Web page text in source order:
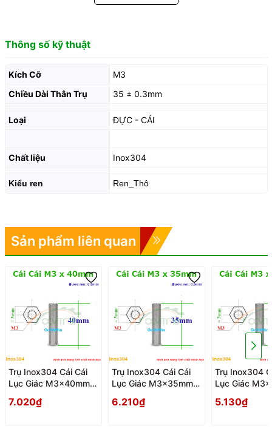
Thông số kỹ thuật
Kích Cỡ
M3
Chiều Dài Thân Trụ
35 ± 0.3mm
Loại ĐỰC - CÁI
Chất liệu Inox304
Kiểu ren Ren_Thô
Sản phẩm liên quan
Trụ Inox304 Cái Cái
Lục Giác M3x40mm -
7.020₫
Trụ Inox304 Cái Cái
Lục Giác M3x35mm -
6.210₫
Trụ Inox304
Lục Giác
5.130₫